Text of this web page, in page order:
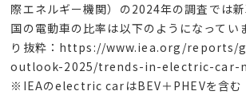
際エネルギー機関）の2024年の調査では
国の電動車の比率は以下のようになってい
り抜粋：https://www.iea.org/reports/
outlook-2025/trends-in-electric-car-
※ IEAのelectric car はBEV＋ PHEVを含む